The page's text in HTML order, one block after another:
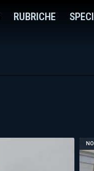
RUBRICHE